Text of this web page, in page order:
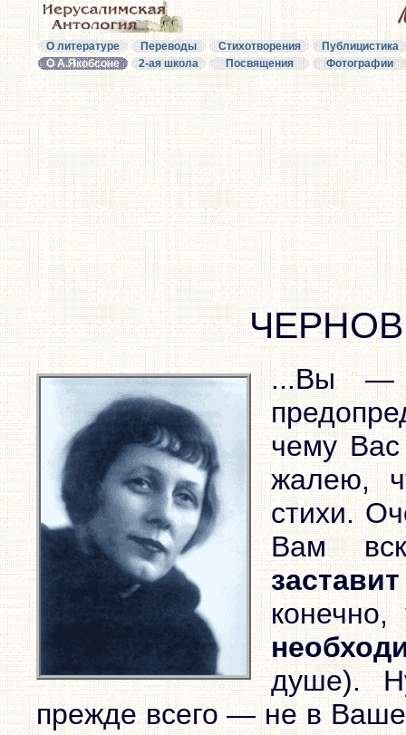
О литературе Переводы Стихотворения
Публицистика
О А.Якобсоне
2-ая школа Посвящения Фотографии
...Вы —
чему
жалею,
стихи.
Вам
заставит
душе).
прежде всего — не в